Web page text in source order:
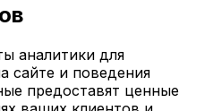
аналитики для
сайте и поведения
предоставят ценные